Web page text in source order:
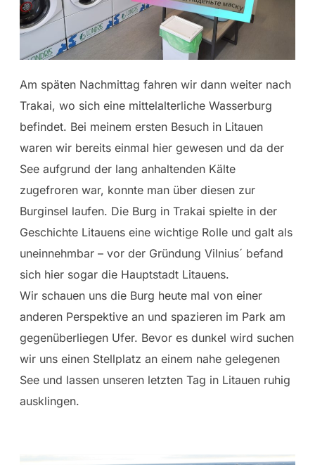
Am späten Nachmittag fahren wir dann weiter nach
Trakai, wo sich eine mittelalterliche Wasserburg
befindet. Bei meinem ersten Besuch in Litauen
waren wir bereits einmal hier gewesen und da der
See aufgrund der lang anhaltenden Kälte
zugefroren war, konnte man über diesen zur
Burginsel laufen. Die Burg in Trakai spielte in der
Geschichte Litauens eine wichtige Rolle und galt als
uneinnehmbar – vor der Gründung Vilnius´ befand
sich hier sogar die Hauptstadt Litauens.
Wir schauen uns die Burg heute mal von einer
anderen Perspektive an und spazieren im Park am
gegenüberliegen Ufer. Bevor es dunkel wird suchen
wir uns einen Stellplatz an einem nahe gelegenen
See und lassen unseren letzten Tag in Litauen ruhig
ausklingen.